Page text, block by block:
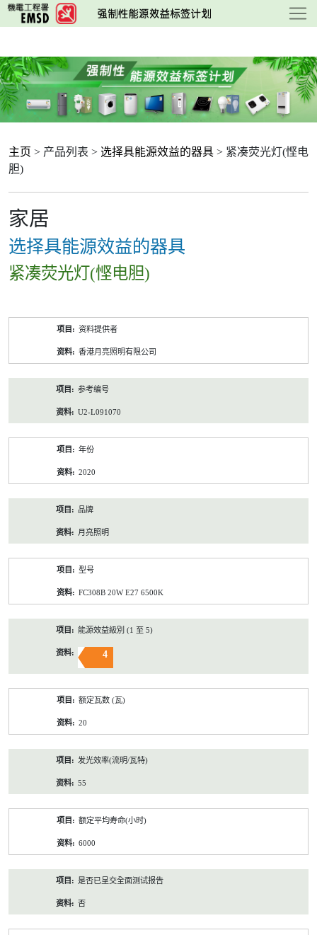
跳
至
要
内
容
主页 > 产品列表 > 选择具能源效益的器具 > 紧凑荧光灯(悭电
胆)
家居
选择具能源效益的器具
紧凑荧光灯(悭电胆)
资料提供者
香港月亮照明有限公司
参考编号
U2-L091070
年份
2020
品牌
月亮照明
型号
FC308B 20W E27 6500K
能源效益級別 (1 至 5)
4
额定瓦数 (瓦)
20
发光效率(流明/瓦特)
55
额定平均寿命(小时)
6000
是否已呈交全面测试报告
否